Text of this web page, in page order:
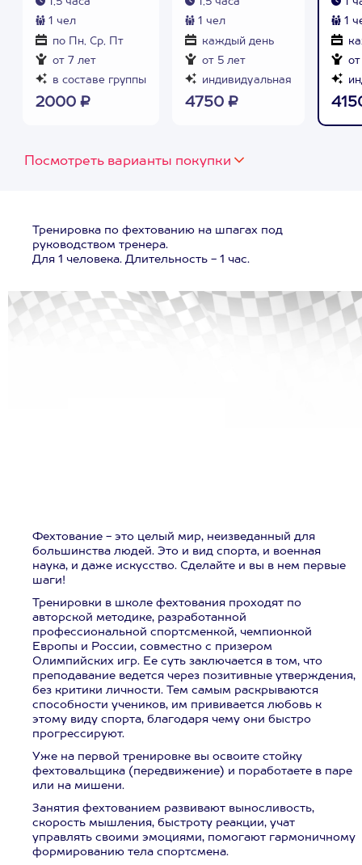
1 чел
по Пн, Ср, Пт
от 7 лет
в составе группы
2000 ₽
1 чел
каждый день
от 5 лет
индивидуальная
4750 ₽
1
Посмотреть варианты покупки
Тренировка по фехтованию на шпагах под
руководством тренера.
Для 1 человека. Длительность - 1 час.
Фехтование - это целый мир, неизведанный для
большинства людей. Это и вид спорта, и военная
наука, и даже искусство. Сделайте и вы в нем первые
шаги!
Тренировки в школе фехтования проходят по
авторской методике, разработанной
профессиональной спортсменкой, чемпионкой
Европы и России, совместно с призером
Олимпийских игр. Ее суть заключается в том, что
преподавание ведется через позитивные утверждения,
без критики личности. Тем самым раскрываются
способности учеников, им прививается любовь к
этому виду спорта, благодаря чему они быстро
прогрессируют.
Уже на первой тренировке вы освоите стойку
фехтовальщика (передвижение) и поработаете в паре
или на мишени.
Занятия фехтованием развивают выносливость,
скорость мышления, быстроту реакции, учат
управлять своими эмоциями, помогают гармоничному
формированию тела спортсмена.